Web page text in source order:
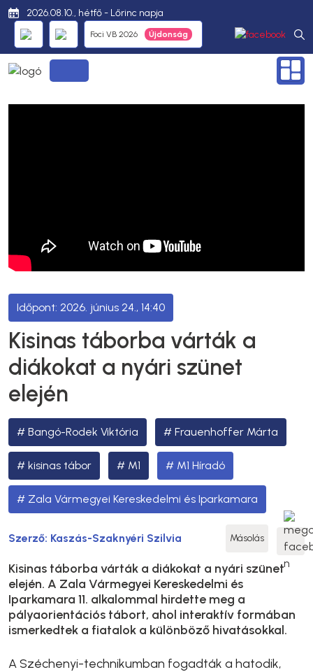
2026.08.10., hétfő - Lőrinc napja
Foci VB 2026
2026. június 24., 14:40
Kisinas táborba várták a
diákokat a nyári szünet
elején
Bangó-Rodek Viktória Frauenhoffer Márta
kisinas tábor M1 M1 Híradó
Zala Vármegyei Kereskedelmi és Iparkamara
Szerző: Kaszás-Szaknyéri Szilvia Másolás
Kisinas táborba várták a diákokat a nyári szünet
elején. A Zala Vármegyei Kereskedelmi és
Iparkamara 11. alkalommal hirdette meg a
pályaorientációs tábort, ahol interaktív formában
ismerkedtek a fiatalok a különböző hivatásokkal.
A Széchenyi-technikumban fogadták a hatodik,